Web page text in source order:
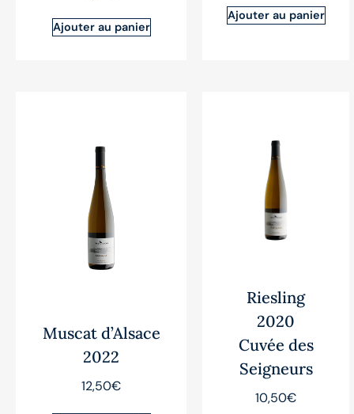
Ajouter au panier
Ajouter au panier
Muscat d’Alsace
2022
12,50€
Riesling
2020
Cuvée des
Seigneurs
10,50€